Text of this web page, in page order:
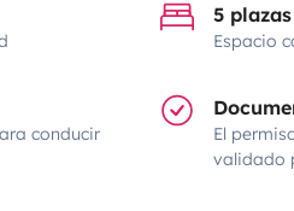
5
Espacio
conducir
El
validado